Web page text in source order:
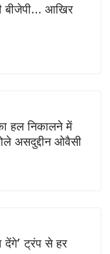
बीजेपी… आख‍िर
हल निकालने में
असदुद्दीन ओवैसी
देंगे’ ट्रंप से हर